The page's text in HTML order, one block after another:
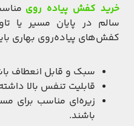
خرید کفش پیاده‌ روی
سالم در پایان مسیر یا
کفش‌های پیاده‌روی بهاری
سبک و قابل انعطاف
قابلیت تنفس بالا
زیره‌ای مناسب برای
باشند.